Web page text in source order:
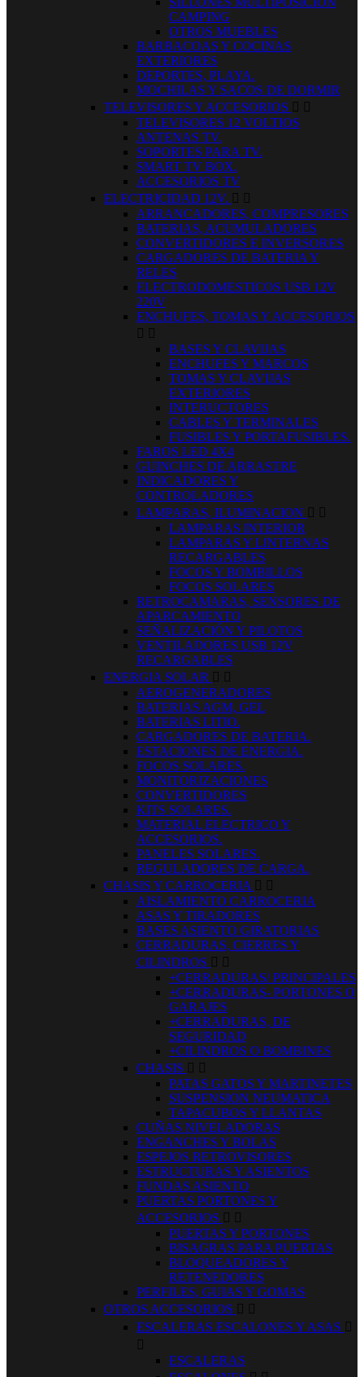
CAMPING
OTROS MUEBLES
BARBACOAS Y COCINAS
EXTERIORES
DEPORTES, PLAYA.
MOCHILAS Y SACOS DE DORMIR
TELEVISORES Y ACCESORIOS  
TELEVISORES 12 VOLTIOS
ANTENAS TV.
SOPORTES PARA TV.
SMART TV BOX.
ACCESORIOS TV
ELECTRICIDAD 12V.  
ARRANCADORES, COMPRESORES
BATERIAS, ACUMULADORES
CONVERTIDORES E INVERSORES
CARGADORES DE BATERIA Y
RELES
ELECTRODOMESTICOS USB 12V
220V
ENCHUFES, TOMAS Y ACCESORIOS
 
BASES Y CLAVIJAS
ENCHUFES Y MARCOS
TOMAS Y CLAVIJAS
EXTERIORES
INTERUCTORES
CABLES Y TERMINALES
FUSIBLES Y PORTAFUSIBLES.
FAROS LED 4X4
GUINCHES DE ARRASTRE
INDICADORES Y
CONTROLADORES
LAMPARAS, ILUMINACION  
LAMPARAS INTERIOR
LAMPARAS Y LINTERNAS
RECARGABLES
FOCOS Y BOMBILLOS
FOCOS SOLARES
RETROCAMARAS, SENSORES DE
APARCAMIENTO
SEÑALIZACIÓN Y PILOTOS
VENTILADORES USB 12V
RECARGABLES
ENERGIA SOLAR  
AEROGENERADORES
BATERIAS AGM, GEL
BATERIAS LITIO.
CARGADORES DE BATERIA.
ESTACIONES DE ENERGIA.
FOCOS SOLARES.
MONITORIZACIONES
CONVERTIDORES
KITS SOLARES.
MATERIAL ELECTRICO Y
ACCESORIOS.
PANELES SOLARES.
REGULADORES DE CARGA.
CHASIS Y CARROCERIA  
AISLAMIENTO CARROCERIA
ASAS Y TIRADORES
BASES ASIENTO GIRATORIAS
CERRADURAS, CIERRES Y
CILINDROS  
+CERRADURAS/ PRINCIPALES
+CERRADURAS- PORTONES O
GARAJES
+CERRADURAS, DE
SEGURIDAD
+CILINDROS O BOMBINES
CHASIS  
PATAS GATOS Y MARTINETES
SUSPENSION NEUMATICA
TAPACUBOS Y LLANTAS
CUÑAS NIVELADORAS
ENGANCHES Y BOLAS
ESPEJOS RETROVISORES
ESTRUCTURAS Y ASIENTOS
FUNDAS ASIENTO
PUERTAS PORTONES Y
ACCESORIOS  
PUERTAS Y PORTONES
BISAGRAS PARA PUERTAS
BLOQUEADORES Y
RETENEDORES
PERFILES, GUIAS Y GOMAS
OTROS ACCESORIOS  
ESCALERAS ESCALONES Y ASAS 

ESCALERAS